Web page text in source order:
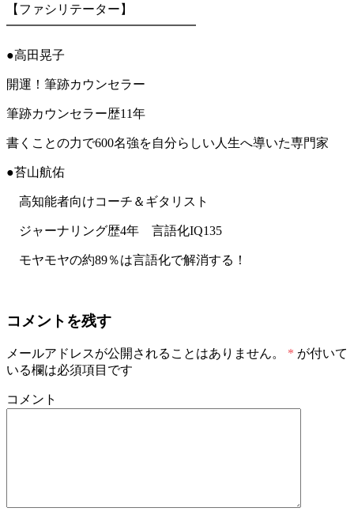
【ファシリテーター】
━━━━━━━━━━━━━━━
●高田晃子
開運！筆跡カウンセラー
筆跡カウンセラー歴11年
書くことの力で600名強を自分らしい人生へ導いた専門家
●苔山航佑
高知能者向けコーチ＆ギタリスト
ジャーナリング歴4年 言語化IQ135
モヤモヤの約89％は言語化で解消する！
コメントを残す
メールアドレスが公開されることはありません。 * が付いて
いる欄は必須項目です
コメント